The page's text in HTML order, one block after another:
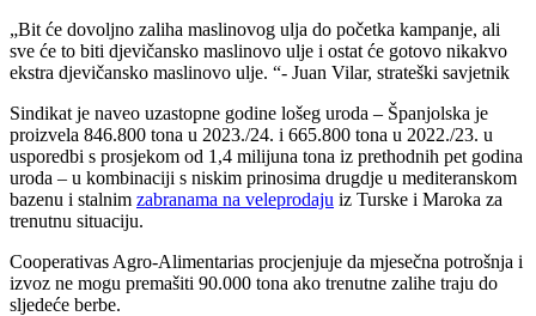
Bit će dovoljno zaliha maslinovog ulja do početka kampanje, ali
sve će to biti djevičansko maslinovo ulje i ostat će gotovo nikakvo
ekstra djevičansko maslinovo ulje.
- Juan Vilar, strateški savjetnik
Sindikat je naveo uzastopne godine lošeg uroda – Španjolska je
proizvela 846.800 tona u 2023./24. i 665.800 tona u 2022./23. u
usporedbi s prosjekom od 1,4 milijuna tona iz prethodnih pet godina
uroda – u kombinaciji s niskim prinosima drugdje u mediteranskom
bazenu i stalnim zabranama na veleprodaju iz Turske i Maroka za
trenutnu situaciju.
Cooperativas Agro-Alimentarias procjenjuje da mjesečna potrošnja i
izvoz ne mogu premašiti 90.000 tona ako trenutne zalihe traju do
sljedeće berbe.